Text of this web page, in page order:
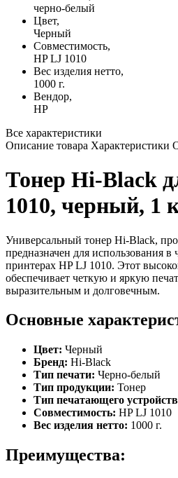
черно-белый
Цвет,
Черный
Совместимость,
HP LJ 1010
Вес изделия нетто,
1000 г.
Вендор,
HP
Все характеристики
Описание товара Характеристики
Тонер Hi-Black
1010, черный, 1
Универсальный тонер Hi-Black,
предназначен для использования
принтерах HP LJ 1010. Этот
обеспечивает четкую и яркую
выразительным и долговечным.
Основные
Цвет: Черный
Бренд: Hi-Black
Тип печати: Черно-белый
Тип продукции: Тонер
Тип печатающего
Совместимость: HP LJ 1010
Вес изделия нетто: 1000 г.
Преимущества: